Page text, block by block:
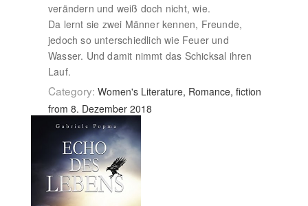
verändern und weiß doch nicht, wie.
Da lernt sie zwei Männer kennen, Freunde,
jedoch so unterschiedlich wie Feuer und
Wasser. Und damit nimmt das Schicksal ihren
Lauf.
Category: Women's Literature, Romance, fiction
from 8. Dezember 2018